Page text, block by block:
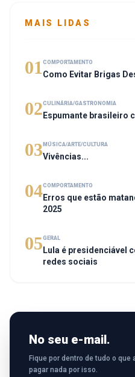
MAIS LIDAS
01 COMPORTAMENTO
Como Evitar Brigas
02CULINÁRIA/GASTRONOMIA
Espumante brasileiro
03 MÚSICA/ARTE/CULTURA
Vivências...
04COMPORTAMENTO
Erros que estão
2025
05GERAL
Lula é presidenciável
redes sociais
No seu e-mail.
Fique por dentro de tudo o
pagar nada por isso.